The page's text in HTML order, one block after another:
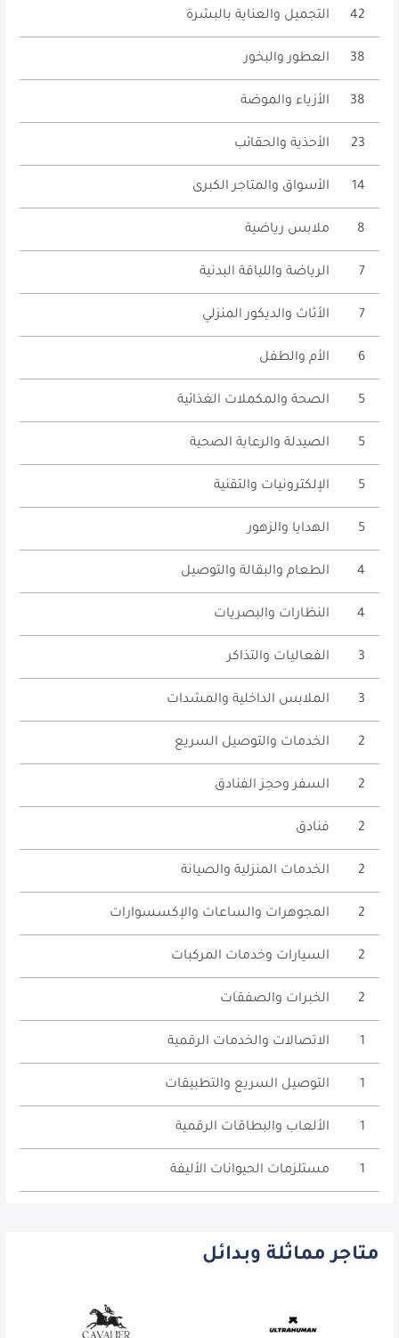
التجميل والعناية بالبشرة 42
العطور والبخور 38
الأزياء والموضة 38
الأحذية والحقائب 23
الأسواق والمتاجر الكبرى 14
ملابس رياضية 8
الرياضة واللياقة البدنية
الأثاث والديكور المنزلي
الأم والطفل 6
الصحة والمكملات الغذائية 5
الصيدلة والرعاية الصحية 5
الإلكترونيات والتقنية 5
الهدايا والزهور 5
الطعام والبقالة والتوصيل 4
النظارات والبصريات 4
الفعاليات والتذاكر 3
الملابس الداخلية والمشدات 3
الخدمات والتوصيل السريع 2
السفر وحجز الفنادق 2
فنادق 2
الخدمات المنزلية والصيانة 2
المجوهرات والساعات والإكسسوارات 2
السيارات وخدمات المركبات 2
الخبرات والصفقات 2
الاتصالات والخدمات الرقمية
التوصيل السريع والتطبيقات
الألعاب والبطاقات الرقمية
مستلزمات الحيوانات الأليفة
متاجر مماثلة وبدائل